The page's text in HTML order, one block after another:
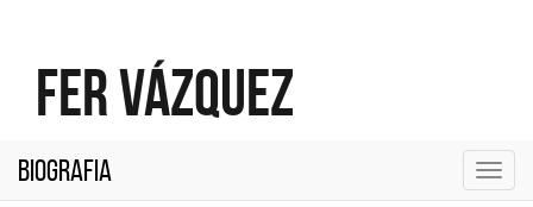
Fer Vázquez
Biografia